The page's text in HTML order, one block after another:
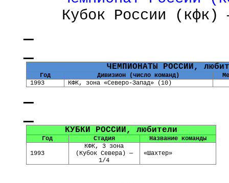
Кубок России ( кфк)
ЧЕМПИОНАТЫ РОССИИ,
Год Дивизион (число команд)
1993
КФК, зона «Северо-Запад» (10)
КУБКИ РОССИИ, любители
Год Стадия Название команды
1993
КФК, 3 зона
(Кубок Севера) —
1/4
«Шахтер»